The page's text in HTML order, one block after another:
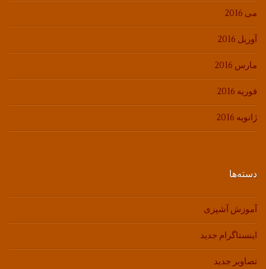
می 2016
آوریل 2016
مارس 2016
فوریه 2016
ژانویه 2016
دسته‌ها
آموزش آشپزی
اینستاگرام جدید
تصاویر جدید